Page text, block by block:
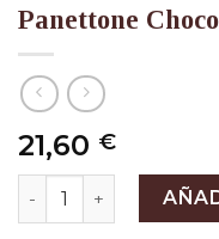
Panettone
21,60 €
Panettone